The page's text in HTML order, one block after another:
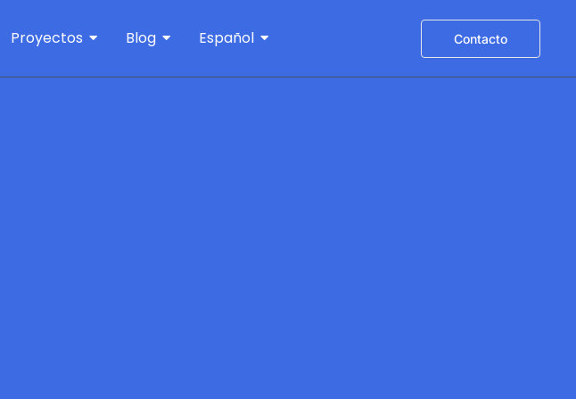
Proyectos Blog Español Contacto